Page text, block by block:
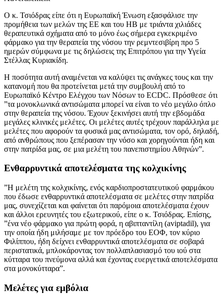
Ο κ. Τσιόδρας είπε ότι η Ευρωπαϊκή Ένωση εξασφάλισε την
προμήθεια των μελών της ΕΕ και του ΗΒ με τριάντα χιλιάδες
θεραπευτικά σχήματα από το μόνο έως σήμερα εγκεκριμένο
φάρμακο για την θεραπεία της νόσου την ρεμντεσιβίρη προ 5
ημερών σύμφωνα με τις δηλώσεις της Επιτρόπου για την Υγεία
Στέλλας Κυριακίδη.
Η ποσότητα αυτή αναμένεται να καλύψει τις ανάγκες τους και την
κατανομή που θα προτείνεται μετά την συμβουλή από το
Ευρωπαϊκό Κέντρο Ελέγχου των Νόσων το ECDC. Πρόσθεσε ότι
”τα μονοκλωνικά αντισώματα μπορεί να είναι το νέο μεγάλο όπλο
στην θεραπεία της νόσου. Έχουν ξεκινήσει αυτή την εβδομάδα
μεγάλες κλινικές μελέτες. Οι μελέτες αυτές τρέχουν παράλληλα με
μελέτες που αφορούν τα φυσικά μας αντισώματα, τον ορό, δηλαδή,
από ανθρώπους που ξεπέρασαν την νόσο και χορηγούνται ήδη και
στην πατρίδα μας, σε μια μελέτη του πανεπιστημίου Αθηνών”.
Ενθαρρυντικά αποτελέσματα της κολχικίνης
”Η μελέτη της κολχικίνης, ενός καρδιοπροστατευτικού φαρμάκου
που έδωσε ενθαρρυντικά αποτελέσματα σε μελέτες στην πατρίδα
μας, συνεχίζεται και φαίνεται ότι παρόμοια αποτελέσματα έχουν
και άλλοι ερευνητές του εξωτερικού, είπε ο κ. Τσιόδρας. Επίσης,
”ένα νέο φάρμακο για πρώτη φορά, η αβιπταντίλη (aviptadil), για
την οποία ήδη μιλήσαμε με τον πρόεδρο του ΕΟΦ, τον κύριο
Φιλίππου, ήδη δείχνει ενθαρρυντικά αποτελέσματα σε σοβαρά
περιστατικά, μπλοκάροντας τον πολλαπλασιασμό του ιού στα
κύτταρα του πνεύμονα αλλά και έχοντας ευεργετικά αποτελέσματα
στα μονοκύτταρα”.
Μελέτες για εμβόλια